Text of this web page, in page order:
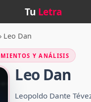
Tu Letra
› Leo Dan
Y ANÁLISIS
Leo Dan
Leopoldo Dante